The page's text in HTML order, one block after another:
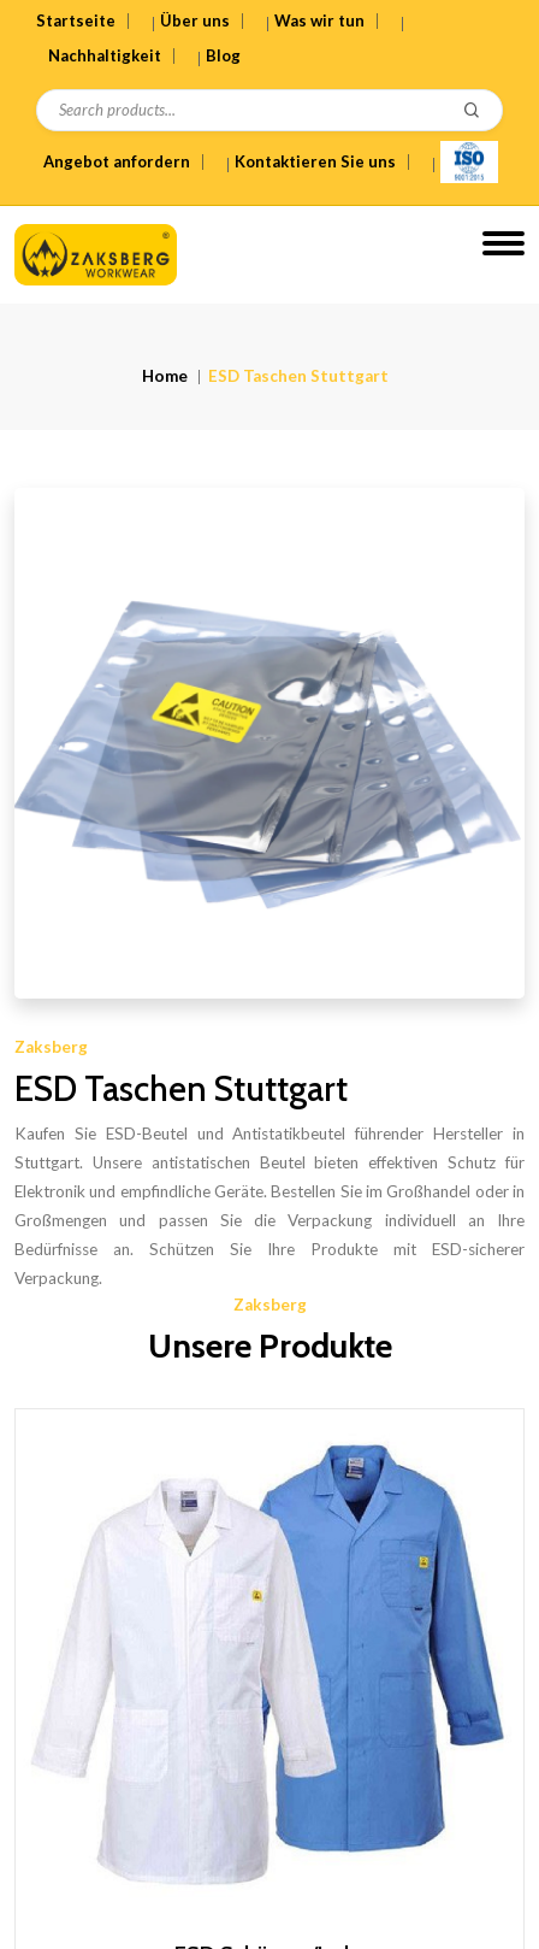
Startseite Über uns
Was wir tun
Nachhaltigkeit
Blog
Angebot anfordern Kontaktieren Sie uns
Home ESD Taschen Stuttgart
Zaksberg
ESD Taschen Stuttgart
Kaufen Sie ESD-Beutel und Antistatikbeutel führender Hersteller in
Stuttgart. Unsere antistatischen Beutel bieten effektiven Schutz für
Elektronik und empfindliche Geräte. Bestellen Sie im Großhandel oder in
Großmengen und passen Sie die Verpackung individuell an Ihre
Bedürfnisse an. Schützen Sie Ihre Produkte mit ESD-sicherer
Verpackung.
Zaksberg
Unsere Produkte